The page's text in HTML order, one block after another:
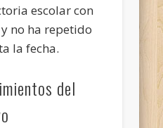
escolar con
no ha repetido
la fecha.
del